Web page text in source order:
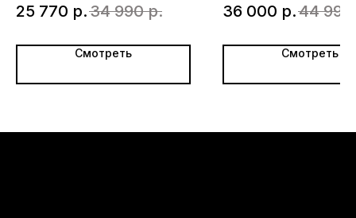
25 770 р.34 990 р.
Смотреть
хронографом
36 000 р.44 990
Смотреть